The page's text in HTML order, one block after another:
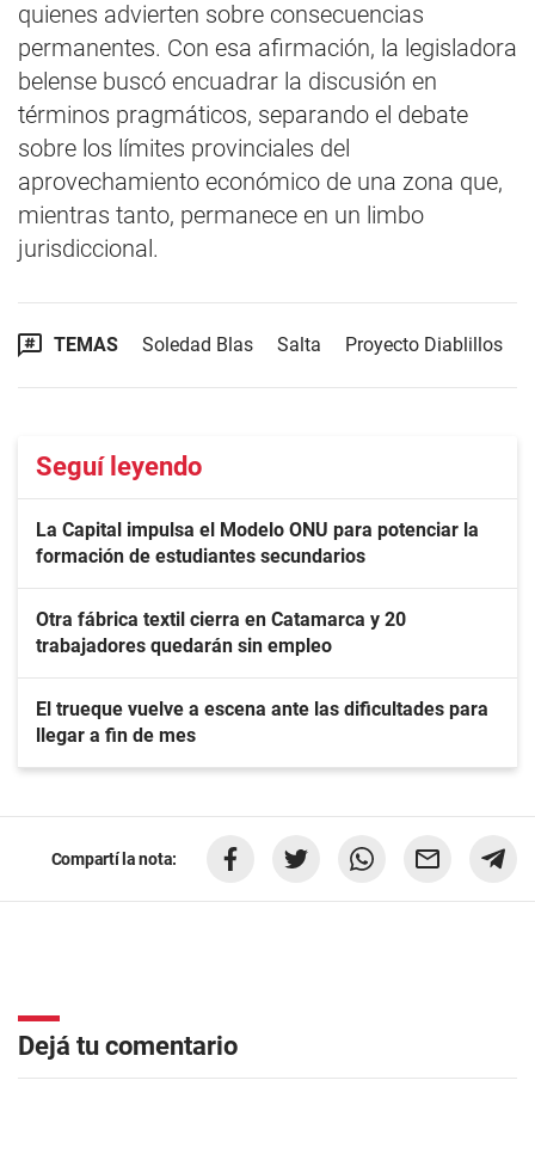
quienes advierten sobre consecuencias
permanentes. Con esa afirmación, la legisladora
belense buscó encuadrar la discusión en
términos pragmáticos, separando el debate
sobre los límites provinciales del
aprovechamiento económico de una zona que,
mientras tanto, permanece en un limbo
jurisdiccional.
TEMAS Soledad Blas Salta Proyecto Diablillos
Seguí leyendo
La Capital impulsa el Modelo ONU para potenciar la
formación de estudiantes secundarios
Otra fábrica textil cierra en Catamarca y 20
trabajadores quedarán sin empleo
El trueque vuelve a escena ante las dificultades para
llegar a fin de mes
Compartí la nota:
Dejá tu comentario